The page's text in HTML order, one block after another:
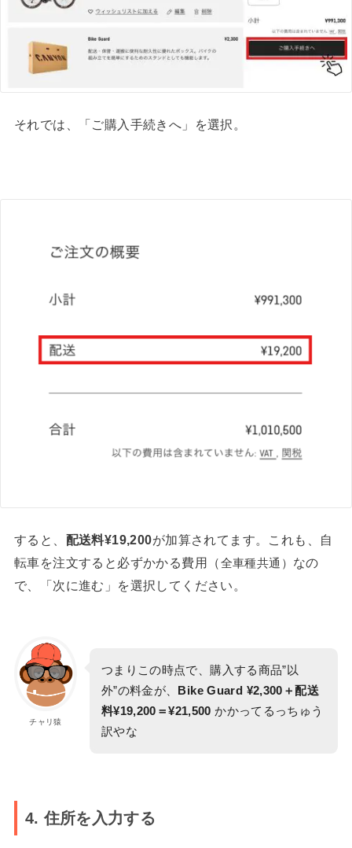
それでは、「ご購入手続きへ」を選択。
すると、 配送料¥19,200が加算されてます。これも、自
転車を注文すると必ずかかる費用（全車種共通） なの
で、「次に進む」を選択してください。
チャリ猿
つまりこの時点で、購入する商品”以
外”の料金が、
Bike Guard ¥2,300＋配送
料¥19,200＝¥21,500 かかってるっちゅう
訳やな
4. 住所を入力する